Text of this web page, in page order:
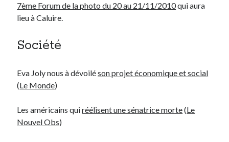
Parole de Follower
Patchwork
Post inutile
Sons
Sorties cuculturelles
Vidéos
7ème Forum de la photo du 20 au 21/11/2010qui aura
lieu à Caluire.
Société
Eva Joly nous à dévoiléson projet économique et social
(Le Monde)
Les américains quiréélisent une sénatrice morte(Le
Nouvel Obs)